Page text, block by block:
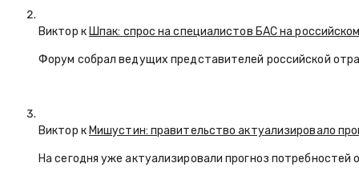
Виктор кШпак: спрос на специалистов БАС на
Форум собрал ведущих представителей российской
Виктор кМишустин: правительство актуализировало
На сегодня уже актуализировали прогноз